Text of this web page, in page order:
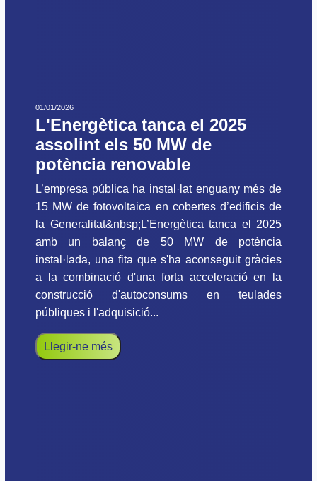
01/01/2026
L'Energètica tanca el 2025
assolint els 50 MW de
potència renovable
L’empresa pública ha instal·lat enguany més de
15 MW de fotovoltaica en cobertes d’edificis de
la Generalitat&nbsp;L’Energètica tanca el 2025
amb un balanç de 50 MW de potència
instal·lada, una fita que s'ha aconseguit gràcies
a la combinació d'una forta acceleració en la
construcció d'autoconsums en teulades
públiques i l'adquisició...
Llegir-ne més